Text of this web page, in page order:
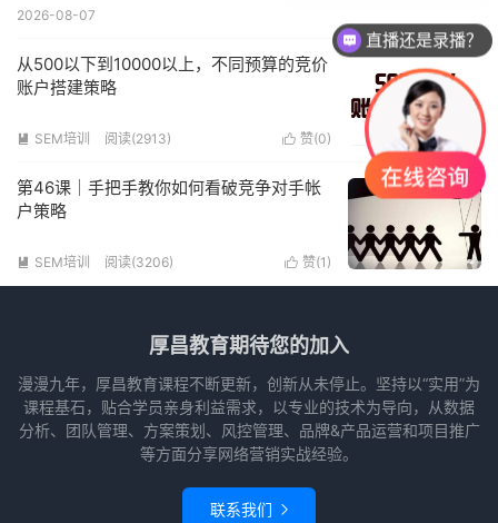
2026-08-07
从500以下到10000以上，不同预算的竞价
账户搭建策略
 赞(0)
 SEM培训 阅读(2913)
第46课｜手把手教你如何看破竞争对手帐
户策略
 赞(1 )
 SEM培训 阅读(3206)
厚昌教育期待您的加入
漫漫九年，厚昌教育课程不断更新，创新从未停止。坚持以“实用”为
课程基石，贴合学员亲身利益需求，以专业的技术为导向，从数据
分析、团队管理、方案策划、风控管理、品牌&产品运营和项目推广
等方面分享网络营销实战经验。
联系我们 
直播还是录播？